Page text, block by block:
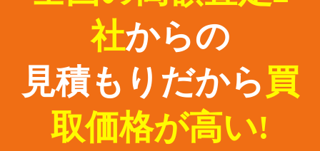
社からの
見積もりだから 買
取価格が高い!